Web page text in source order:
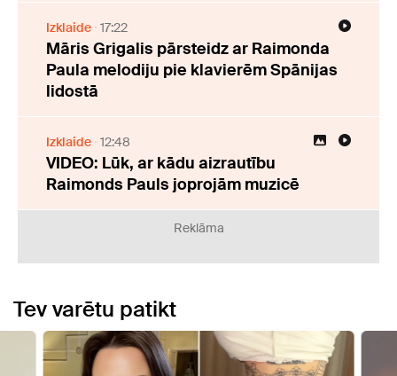
Izklaide 17:22
Māris Grigalis pārsteidz ar Raimonda
Paula melodiju pie klavierēm Spānijas
lidostā
Izklaide 12:48
VIDEO: Lūk, ar kādu aizrautību
Raimonds Pauls joprojām muzicē
Reklāma
Tev varētu patikt